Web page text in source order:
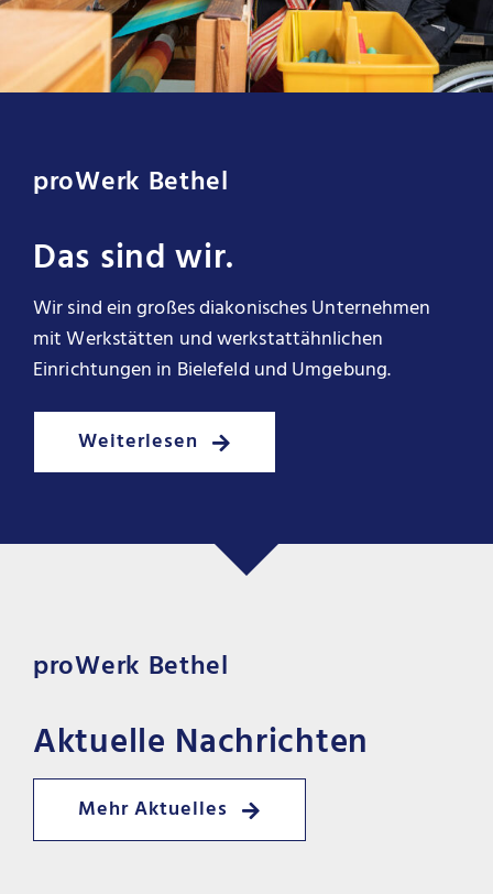
proWerk Bethel
Das sind wir.
Wir sind ein großes diakonisches Unternehmen
mit Werkstätten und werkstattähnlichen
Einrichtungen in Bielefeld und Umgebung.
Weiterlesen
proWerk Bethel
Aktuelle Nachrichten
Mehr Aktuelles